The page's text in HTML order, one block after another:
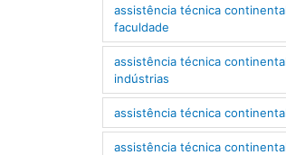
assistência técnica
faculdade
assistência técnica
indústrias
assistência técnica
assistência técnica